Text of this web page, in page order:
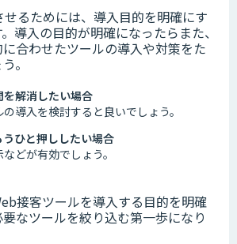
せるためには、導入目的を明確にす
導入の目的が明確になったらまた、
合わせたツールの導入や対策をた
。
を解消したい場合
導入を検討すると良いでしょう。
ひと押ししたい場合
どが有効でしょう。
接客ツールを導入する目的を明確
なツールを絞り込む第一歩になり